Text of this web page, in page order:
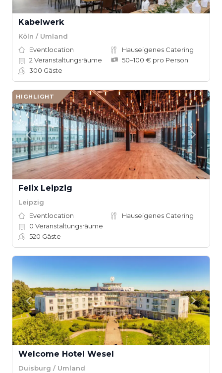
Kabelwerk
Köln / Umland
Eventlocation
Hauseigenes Catering
2 Veranstaltungsräume
50–100 € pro Person
300 Gäste
HIGHLIGHT
Felix Leipzig
Leipzig
Eventlocation
Hauseigenes Catering
0 Veranstaltungsräume
520 Gäste
Welcome Hotel Wesel
Duisburg / Umland